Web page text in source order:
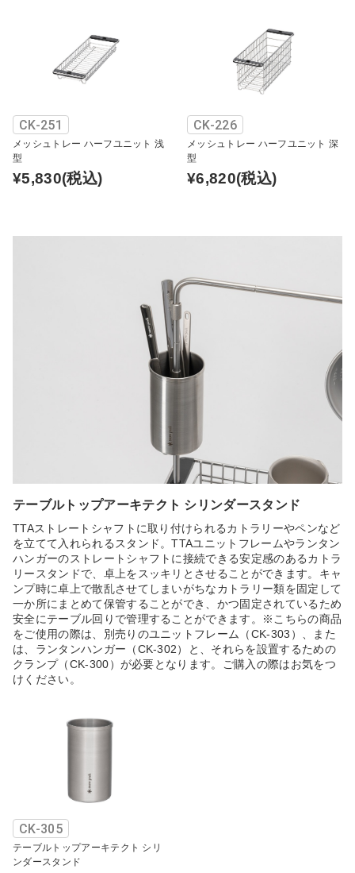
CK-251
メッシュトレー ハーフユニット 浅
型
¥5,830(税込)
CK-226
メッシュトレー ハーフユニット 深
型
¥6,820(税込)
テーブルトップアーキテクト シリンダースタンド
TTAストレートシャフトに取り付けられるカトラリーやペンなど
を立てて入れられるスタンド。TTAユニットフレームやランタン
ハンガーのストレートシャフトに接続できる安定感のあるカトラ
リースタンドで、卓上をスッキリとさせることができます。キャ
ンプ時に卓上で散乱させてしまいがちなカトラリー類を固定して
一か所にまとめて保管することができ、かつ固定されているため
安全にテーブル回りで管理することができます。※こちらの商品
をご使用の際は、別売りのユニットフレーム（CK-303）、また
は、ランタンハンガー（CK-302）と、それらを設置するための
クランプ（CK-300）が必要となります。ご購入の際はお気をつ
けください。
CK-305
テーブルトップアーキテクト シリ
ンダースタンド